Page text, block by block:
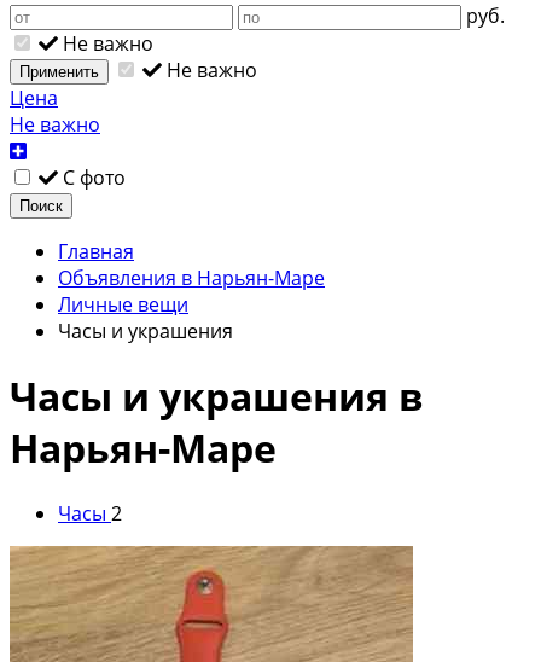
руб.
Не важно
Применить
Не важно
Цена
Не важно
С фото
Поиск
Главная
Объявления в Нарьян-Маре
Личные вещи
Часы и украшения
Часы и украшения в
Нарьян-Маре
Часы 2